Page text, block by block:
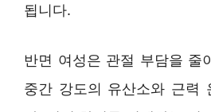
됩니다.
반면 여성은 관절 부담을 줄
중간 강도의 유산소와 근력